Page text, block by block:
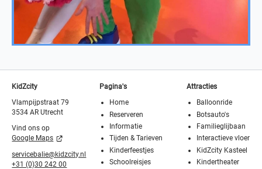
KidZcity
Vlampijpstraat 79
3534 AR Utrecht
Vind ons op
Google Maps
servicebalie@kidzcity.nl
+31 (0)30 242 00
Pagina's
Home
Reserveren
Informatie
Tijden & Tarieven
Kinderfeestjes
Schoolreisjes
Attracties
Balloonride
Botsauto's
Familieglijbaan
Interactieve vloer
KidZcity Kasteel
Kindertheater